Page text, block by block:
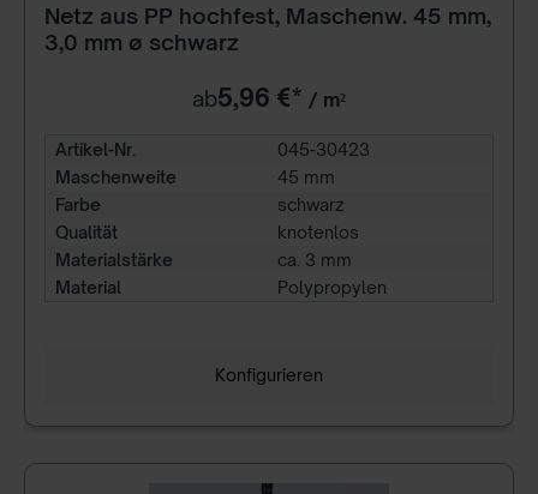
Netz aus PP hochfest, Maschenw. 45 mm,
3,0 mm ø schwarz
ab5,96 €* / m²
Artikel-Nr.
045-30423
Maschenweite
45 mm
Farbe
schwarz
Qualität
knotenlos
Materialstärke
ca. 3 mm
Material
Polypropylen
Konfigurieren